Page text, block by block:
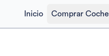
Inicio Comprar Coche